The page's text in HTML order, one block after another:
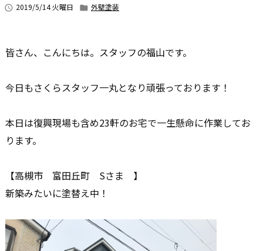
 2019/5/14 火曜日  外壁塗装
皆さん、こんにちは。スタッフの福山です。
今日もさくらスタッフ一丸となり頑張っております！
本日は復興現場も含め23軒のお宅で一生懸命に作業してお
ります。
【高槻市 富田丘町 Sさま 】
新築みたいに塗替え中！